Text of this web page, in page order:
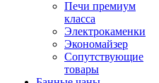
Печи премиум
класса
Электрокаменки
Экономайзер
Сопутствующие
товары